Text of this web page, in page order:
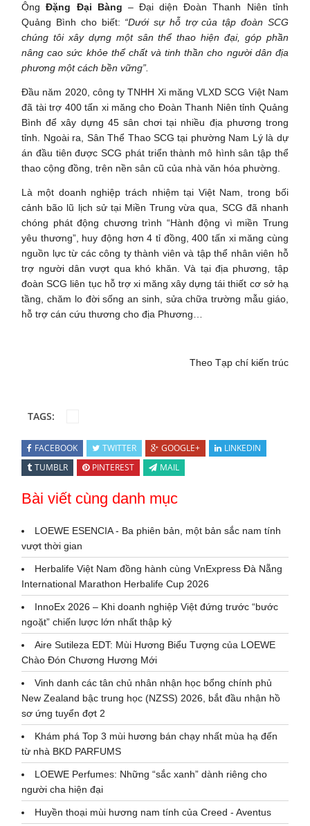
Ông Đặng Đại Bàng – Đại diện Đoàn Thanh Niên tỉnh
Quảng Bình cho biết: “Dưới sự hỗ trợ của tập đoàn SCG
chúng tôi xây dựng một sân thể thao hiện đại, góp phần
nâng cao sức khỏe thể chất và tinh thần cho người dân địa
phương một cách bền vững”.
Đầu năm 2020, công ty TNHH Xi măng VLXD SCG Việt Nam
đã tài trợ 400 tấn xi măng cho Đoàn Thanh Niên tỉnh Quảng
Bình để xây dựng 45 sân chơi tại nhiều địa phương trong
tỉnh. Ngoài ra, Sân Thể Thao SCG tại phường Nam Lý là dự
án đầu tiên được SCG phát triển thành mô hình sân tập thể
thao cộng đồng, trên nền sân cũ của nhà văn hóa phường.
Là một doanh nghiệp trách nhiệm tại Việt Nam, trong bối
cảnh bão lũ lịch sử tại Miền Trung vừa qua, SCG đã nhanh
chóng phát động chương trình “Hành động vì miền Trung
yêu thương”, huy động hơn 4 tỉ đồng, 400 tấn xi măng cùng
nguồn lực từ các công ty thành viên và tập thể nhân viên hỗ
trợ người dân vượt qua khó khăn. Và tại địa phương, tập
đoàn SCG liên tục hỗ trợ xi măng xây dựng tái thiết cơ sở hạ
tầng, chăm lo đời sống an sinh, sửa chữa trường mẫu giáo,
hỗ trợ cán cứu thương cho địa Phương…
Theo Tạp chí kiến trúc
TAGS:
FACEBOOK TWITTER GOOGLE+
LINKEDIN
TUMBLR
PINTEREST MAIL
Bài viết cùng danh mục
LOEWE ESENCIA - Ba phiên bản, một bản sắc nam tính
vượt thời gian
Herbalife Việt Nam đồng hành cùng VnExpress Đà Nẵng
International Marathon Herbalife Cup 2026
InnoEx 2026 – Khi doanh nghiệp Việt đứng trước “bước
ngoặt” chiến lược lớn nhất thập kỷ
Aire Sutileza EDT: Mùi Hương Biểu Tượng của LOEWE
Chào Đón Chương Hương Mới
Vinh danh các tân chủ nhân nhận học bổng chính phủ
New Zealand bậc trung học (NZSS) 2026, bắt đầu nhận hồ
sơ ứng tuyển đợt 2
Khám phá Top 3 mùi hương bán chạy nhất mùa hạ đến
từ nhà BKD PARFUMS
LOEWE Perfumes: Những “sắc xanh” dành riêng cho
người cha hiện đại
Huyền thoại mùi hương nam tính của Creed - Aventus